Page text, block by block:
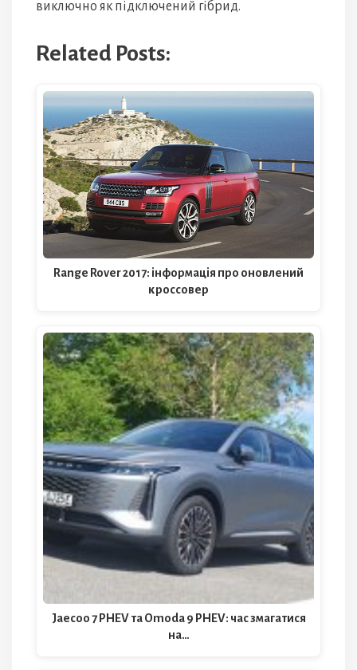
виключно як підключений гібрид.
Related Posts:
Range Rover 2017: інформація про оновлений
кроссовер
Jaecoo 7 PHEV та Omoda 9 PHEV: час змагатися
на…